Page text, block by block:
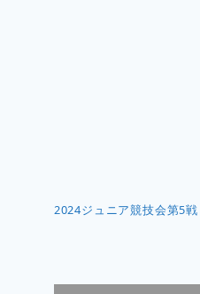
2024ジュニア競技会第5戦